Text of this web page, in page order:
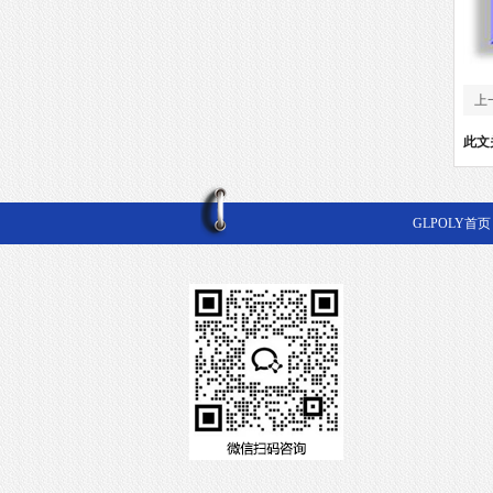
上
此文
GLPOLY首页